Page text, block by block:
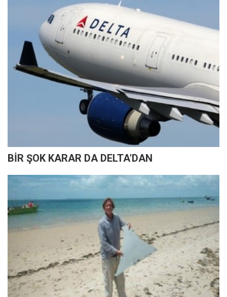
BİR ŞOK KARAR DA DELTA'DAN